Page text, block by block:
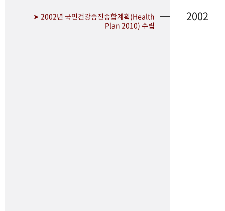
➤ 2002년 국민건강증진종합계획(Health
Plan 2010) 수립
2002